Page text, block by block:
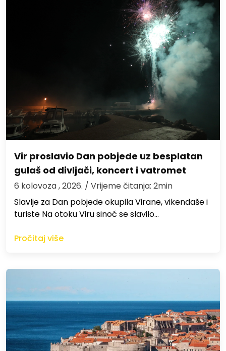
Vir proslavio Dan pobjede uz besplatan
gulaš od divljači, koncert i vatromet
6 kolovoza , 2026. / Vrijeme čitanja: 2min
Slavlje za Dan pobjede okupila Virane, vikendaše i
turiste Na otoku Viru sinoć se slavilo…
Pročitaj više